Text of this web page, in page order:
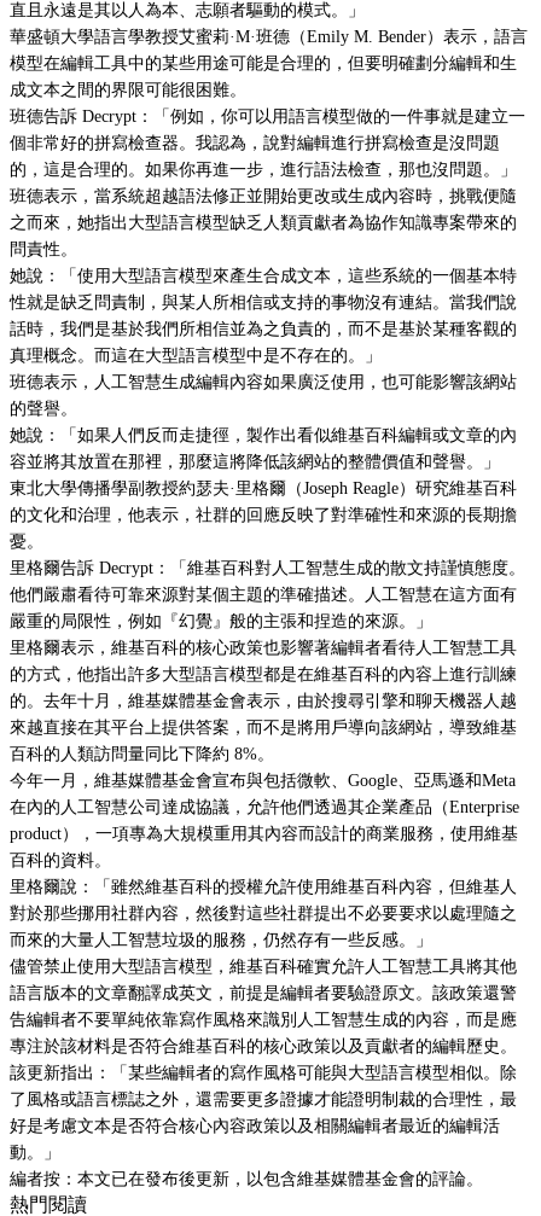
直且永遠是其以人為本、志願者驅動的模式。」
華盛頓大學語言學教授艾蜜莉·M·班德（Emily M. Bender）表示，語言
模型在編輯工具中的某些用途可能是合理的，但要明確劃分編輯和生
成文本之間的界限可能很困難。
班德告訴 Decrypt：「例如，你可以用語言模型做的一件事就是建立一
個非常好的拼寫檢查器。我認為，說對編輯進行拼寫檢查是沒問題
的，這是合理的。如果你再進一步，進行語法檢查，那也沒問題。」
班德表示，當系統超越語法修正並開始更改或生成內容時，挑戰便隨
之而來，她指出大型語言模型缺乏人類貢獻者為協作知識專案帶來的
問責性。
她說：「使用大型語言模型來產生合成文本，這些系統的一個基本特
性就是缺乏問責制，與某人所相信或支持的事物沒有連結。當我們說
話時，我們是基於我們所相信並為之負責的，而不是基於某種客觀的
真理概念。而這在大型語言模型中是不存在的。」
班德表示，人工智慧生成編輯內容如果廣泛使用，也可能影響該網站
的聲譽。
她說：「如果人們反而走捷徑，製作出看似維基百科編輯或文章的內
容並將其放置在那裡，那麼這將降低該網站的整體價值和聲譽。」
東北大學傳播學副教授約瑟夫·里格爾（Joseph Reagle）研究維基百科
的文化和治理，他表示，社群的回應反映了對準確性和來源的長期擔
憂。
里格爾告訴 Decrypt：「維基百科對人工智慧生成的散文持謹慎態度。
他們嚴肅看待可靠來源對某個主題的準確描述。人工智慧在這方面有
嚴重的局限性，例如『幻覺』般的主張和捏造的來源。」
里格爾表示，維基百科的核心政策也影響著編輯者看待人工智慧工具
的方式，他指出許多大型語言模型都是在維基百科的內容上進行訓練
的。去年十月，維基媒體基金會表示，由於搜尋引擎和聊天機器人越
來越直接在其平台上提供答案，而不是將用戶導向該網站，導致維基
百科的人類訪問量同比下降約 8%。
今年一月，維基媒體基金會宣布與包括微軟、Google、亞馬遜和Meta
在內的人工智慧公司達成協議，允許他們透過其企業產品（Enterprise
product），一項專為大規模重用其內容而設計的商業服務，使用維基
百科的資料。
里格爾說：「雖然維基百科的授權允許使用維基百科內容，但維基人
對於那些挪用社群內容，然後對這些社群提出不必要要求以處理隨之
而來的大量人工智慧垃圾的服務，仍然存有一些反感。」
儘管禁止使用大型語言模型，維基百科確實允許人工智慧工具將其他
語言版本的文章翻譯成英文，前提是編輯者要驗證原文。該政策還警
告編輯者不要單純依靠寫作風格來識別人工智慧生成的內容，而是應
專注於該材料是否符合維基百科的核心政策以及貢獻者的編輯歷史。
該更新指出：「某些編輯者的寫作風格可能與大型語言模型相似。除
了風格或語言標誌之外，還需要更多證據才能證明制裁的合理性，最
好是考慮文本是否符合核心內容政策以及相關編輯者最近的編輯活
動。」
編者按：本文已在發布後更新，以包含維基媒體基金會的評論。
熱門閱讀